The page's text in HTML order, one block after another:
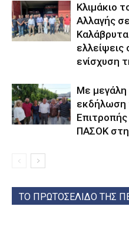
Κλιμάκιο
Αλλαγής
ελλείψεις
ενίσχυση
Με
εκδήλωση
ΠΑΣΟΚ
ΤΟ ΠΡΩΤΟΣΕΛΙΔΟ ΤΗΣ